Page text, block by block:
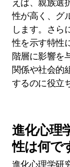
社会的ダイ
すか？
進化心理学は
殖を高めるた
明することに
る洞察を提供
性が高く、
します。さら
性を示す特性
階層に影響を